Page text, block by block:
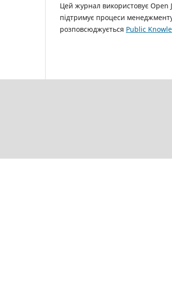
Цей журнал використовує Open
підтримує процеси
розповсюджується Public